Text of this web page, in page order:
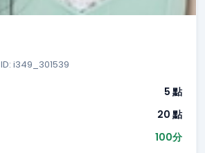
ID: i349_301539
5 點
20 點
100分